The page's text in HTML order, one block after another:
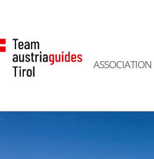
ASSOCIATION